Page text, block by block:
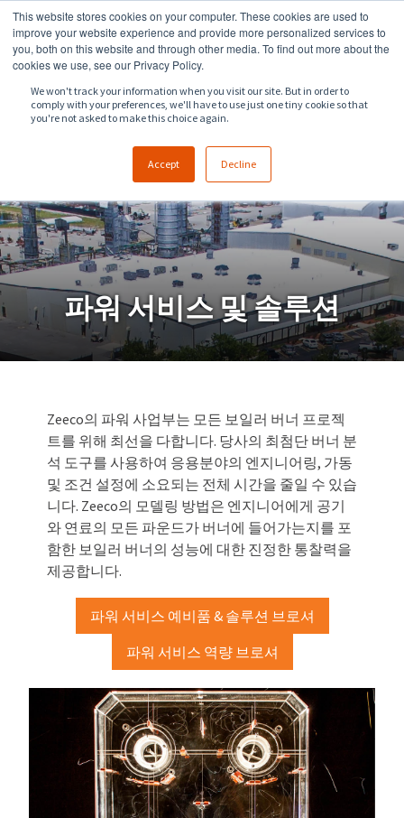
This website stores cookies on your computer. These cookies are used to
improve your website experience and provide more personalized services to
you, both on this website and through other media. To find out more about the
cookies we use, see our Privacy Policy.
We won't track your information when you visit our site. But in order to
comply with your preferences, we'll have to use just one tiny cookie so that
you're not asked to make this choice again.
Accept Decline
918.258.8551 sales@zeeco.com
파워 서비스 및 솔루션
Zeeco의 파워 사업부는 모든 보일러 버너 프로젝
트를 위해 최선을 다합니다. 당사의 최첨단 버너 분
석 도구를 사용하여 응용분야의 엔지니어링, 가동
및 조건 설정에 소요되는 전체 시간을 줄일 수 있습
니다. Zeeco의 모델링 방법은 엔지니어에게 공기
와 연료의 모든 파운드가 버너에 들어가는지를 포
함한 보일러 버너의 성능에 대한 진정한 통찰력을
제공합니다.
파워 서비스 예비품 & 솔루션 브로셔
파워 서비스 역량 브로셔